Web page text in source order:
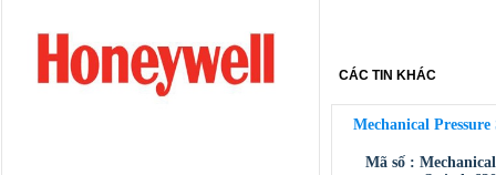
CÁC TIN KHÁC
Mechanical Pressure
Mã số :